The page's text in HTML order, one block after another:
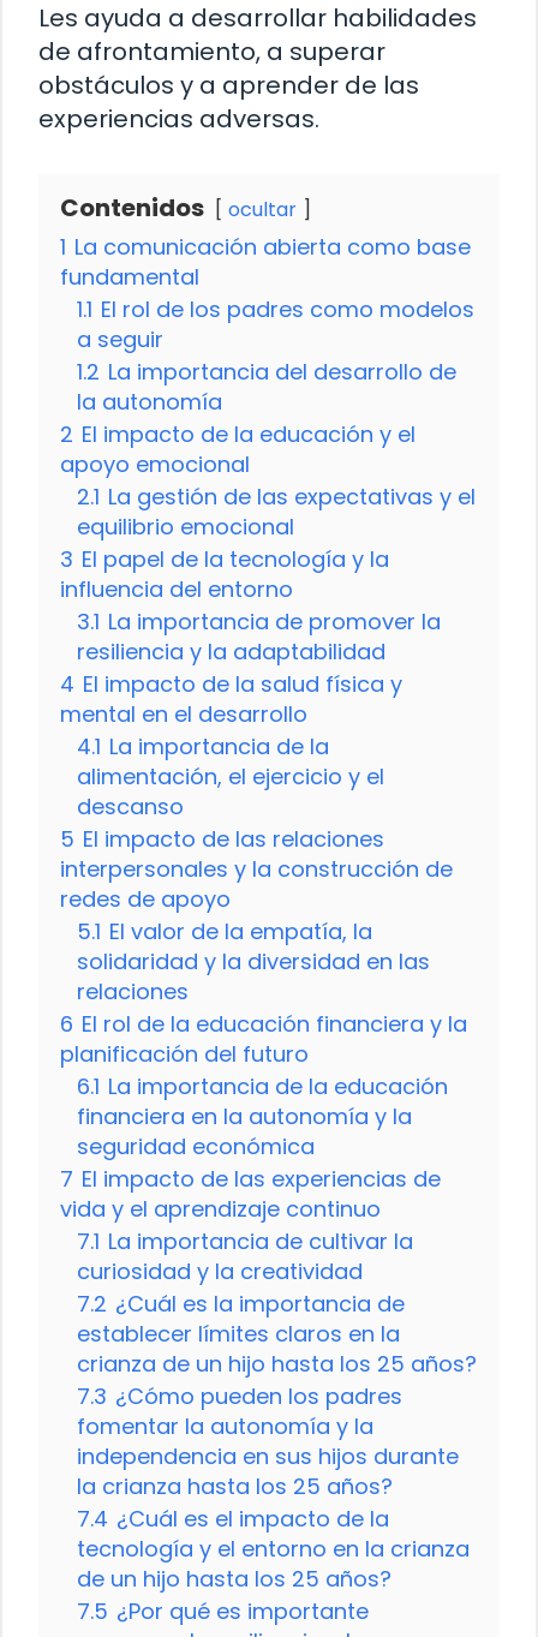
Les ayuda a desarrollar habilidades
de afrontamiento, a superar
obstáculos y a aprender de las
experiencias adversas.
Contenidos ocultar
1 La comunicación abierta como base
fundamental
1.1 El rol de los padres como modelos
a seguir
1.2 La importancia del desarrollo de
la autonomía
2 El impacto de la educación y el
apoyo emocional
2.1 La gestión de las expectativas y el
equilibrio emocional
3 El papel de la tecnología y la
influencia del entorno
3.1 La importancia de promover la
resiliencia y la adaptabilidad
4 El impacto de la salud física y
mental en el desarrollo
4.1 La importancia de la
alimentación, el ejercicio y el
descanso
5 El impacto de las relaciones
interpersonales y la construcción de
redes de apoyo
5.1 El valor de la empatía, la
solidaridad y la diversidad en las
relaciones
6 El rol de la educación financiera y la
planificación del futuro
6.1 La importancia de la educación
financiera en la autonomía y la
seguridad económica
7 El impacto de las experiencias de
vida y el aprendizaje continuo
7.1 La importancia de cultivar la
curiosidad y la creatividad
7.2 ¿Cuál es la importancia de
establecer límites claros en la
crianza de un hijo hasta los 25 años?
7.3 ¿Cómo pueden los padres
fomentar la autonomía y la
independencia en sus hijos durante
la crianza hasta los 25 años?
7.4 ¿Cuál es el impacto de la
tecnología y el entorno en la crianza
de un hijo hasta los 25 años?
7.5 ¿Por qué es importante